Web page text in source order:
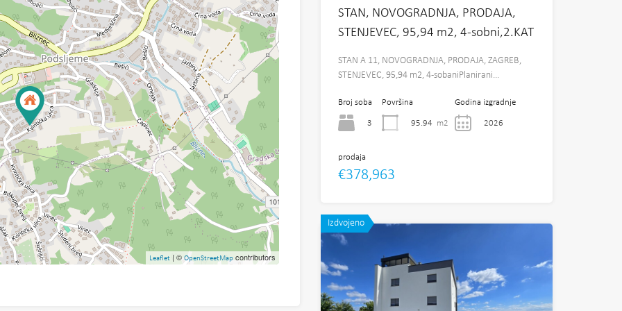
Leaflet| © OpenStreetMapcontributors
STAN, NOVOGRADNJA, PRODAJA,
STENJEVEC, 95,94 m2, 4-sobni,2.KAT
STAN A 11, NOVOGRADNJA, PRODAJA, ZAGREB,
STENJEVEC, 95,94 m2, 4-sobaniPlanirani…
Broj soba
3
Površina
95.94 m2
Godina izgradnje
2026
prodaja
€378,963
Izdvojeno